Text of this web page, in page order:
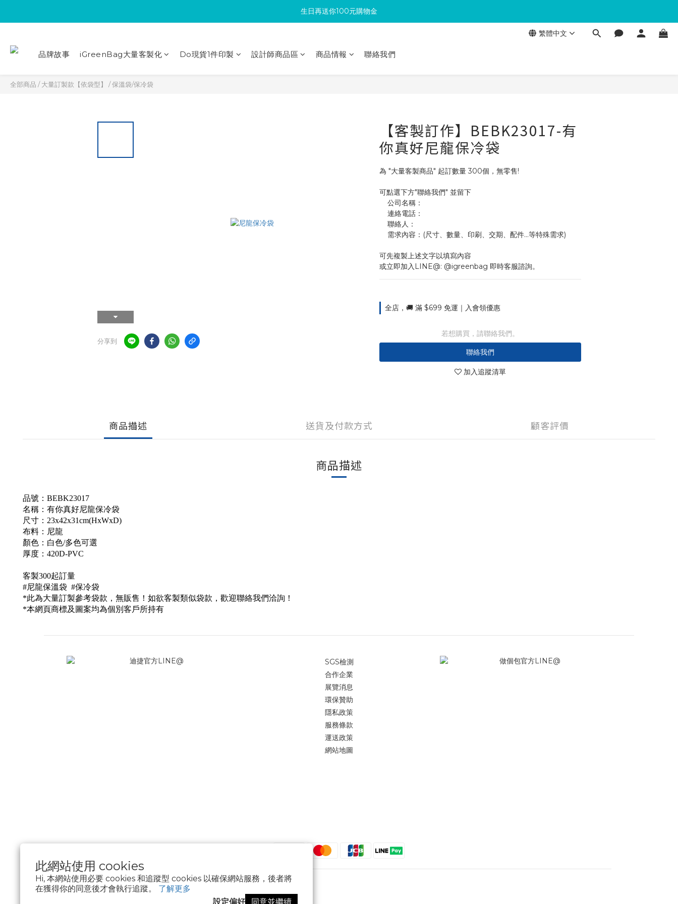
此網站使用 cookies
Hi, 本網站使用必要 cookies 和追蹤型 cookies 以確保網站服務，後者將
在獲得你的同意後才會執行追蹤。 了解更多
設定偏好
同意並繼續
滿300回饋10%購物金
生日再送你100元購物金
滿300回饋10%購物金
繁體中文
品牌故事 iGreenBag大量客製化 Do現貨1件印製 設計師商品區 商品情報 聯絡我們
全部商品 /大量訂製款【依袋型】 /保溫袋/保冷袋
分享到
【客製訂作】BEBK23017-有
你真好尼龍保冷袋
為 "大量客製商品" 起訂數量 300個，無零售!
可點選下方"聯絡我們" 並留下
    公司名稱：
    連絡電話：
    聯絡人：
    需求內容：(尺寸、數量、印刷、交期、配件...等特殊需求)
可先複製上述文字以填寫內容
或立即加入LINE@: @igreenbag 即時客服諮詢。
全店，🚚 滿 $699 免運｜入會領優惠
若想購買，請聯絡我們。
聯絡我們
加入追蹤清單
商品描述 送貨及付款方式 顧客評價
商品描述
品號： BEBK23017
名稱： 有你真好尼龍保冷袋
尺寸：23x42x31cm(HxWxD)
布料： 尼龍
顏色 ：白色/多色可選
厚度：420D-PVC
客製300起訂量
#尼龍保溫袋 #保冷袋
*此為大量訂製參考袋款，無販售！如欲客製類似袋款，歡迎聯絡我們洽詢！
*本網頁商標及圖案均為個別客戶所持有
SGS檢測
合作企業
展覽消息
環保贊助
隱私政策
服務條款
運送政策
網站地圖
$ TWD 繁體中文